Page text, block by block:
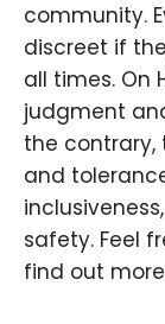
community.
discreet if
all times. On
judgment
the contrary,
and
safety. Feel
find out